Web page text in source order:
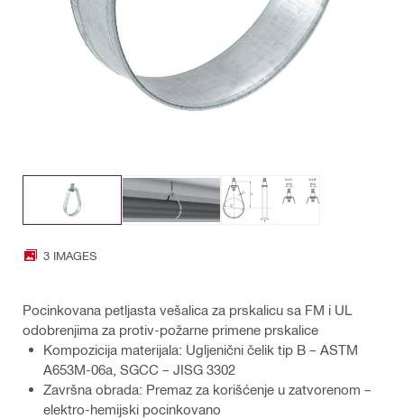
3 IMAGES
Pocinkovana petljasta vešalica za prskalicu sa FM i UL
odobrenjima za protiv-požarne primene prskalice
Kompozicija materijala: Ugljenični čelik tip B – ASTM
A653M-06a, SGCC – JISG 3302
Završna obrada: Premaz za korišćenje u zatvorenom –
elektro-hemijski pocinkovano